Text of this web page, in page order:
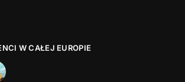
W CAŁEJ EUROPIE